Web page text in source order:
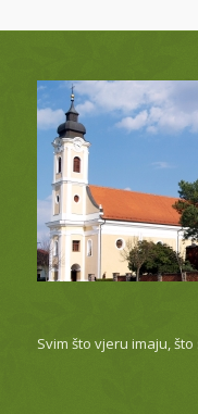
Svim što vjeru imaju,